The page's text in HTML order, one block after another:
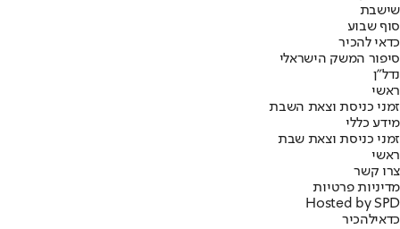
שישבת
סוף שבוע
כדאי להכיר
סיפור המשק הישראלי
נדל"ן
ראשי
זמני כניסת וצאת השבת
מידע כללי
זמני כניסת וצאת שבת
ראשי
צרו קשר
מדיניות פרטיות
Hosted by SPD
כדאילהכיר